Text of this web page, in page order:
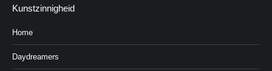
Kunstzinnigheid
Home
Daydreamers